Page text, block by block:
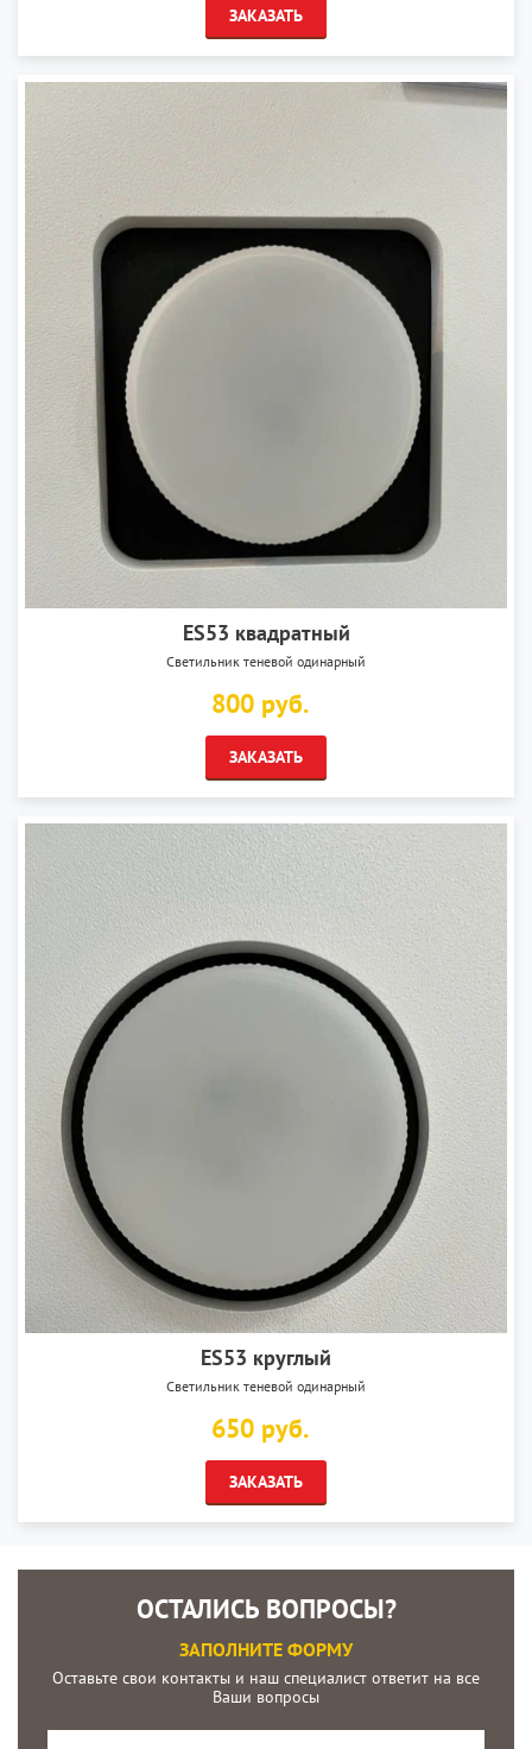
ЗАКАЗАТЬ
ES53 квадратный
Светильник теневой одинарный
800 руб.
ЗАКАЗАТЬ
ES53 круглый
Светильник теневой одинарный
650 руб.
ЗАКАЗАТЬ
ОСТАЛИСЬ ВОПРОСЫ?
ЗАПОЛНИТЕ ФОРМУ
Оставьте свои контакты и наш специалист ответит на все
Ваши вопросы